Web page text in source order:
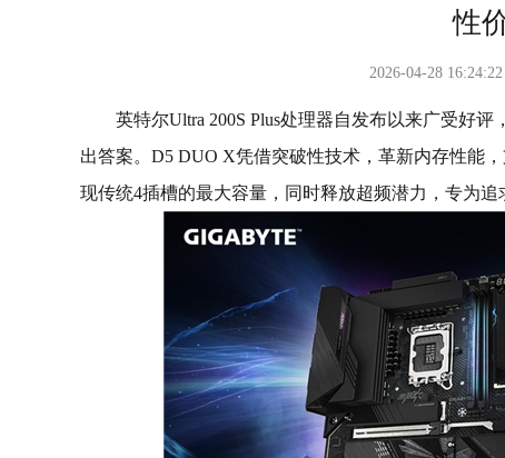
性
2026-04-28
英特尔Ultra 200S Plus处理器自发布以来广受好
出答案。D5 DUO X凭借突破性技术，革新内存性能
现传统4插槽的最大容量，同时释放超频潜力，专为追